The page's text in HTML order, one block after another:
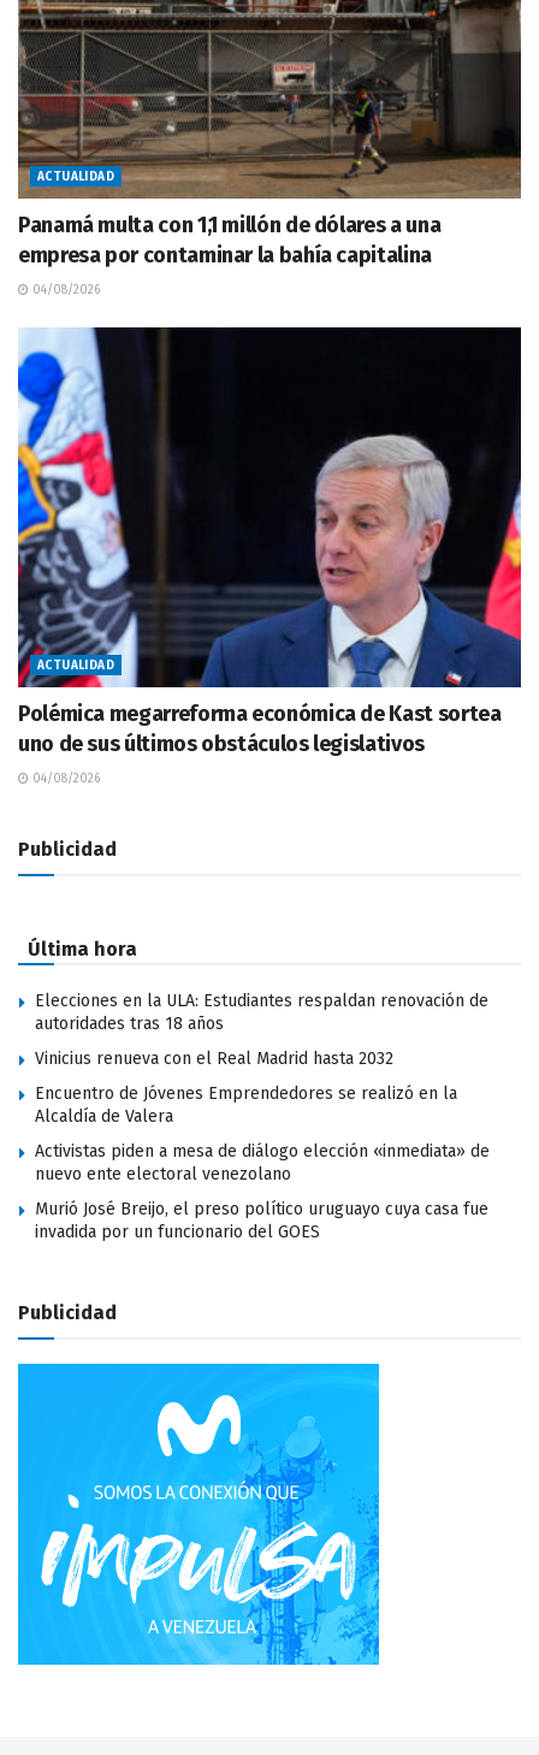
ACTUALIDAD
Panamá multa con 1,1 millón de dólares a una
empresa por contaminar la bahía capitalina
04/08/2026
ACTUALIDAD
Polémica megarreforma económica de Kast sortea
uno de sus últimos obstáculos legislativos
04/08/2026
Publicidad
Última hora
Elecciones en la ULA: Estudiantes respaldan renovación de
autoridades tras 18 años
Vinicius renueva con el Real Madrid hasta 2032
Encuentro de Jóvenes Emprendedores se realizó en la
Alcaldía de Valera
Activistas piden a mesa de diálogo elección «inmediata» de
nuevo ente electoral venezolano
Murió José Breijo, el preso político uruguayo cuya casa fue
invadida por un funcionario del GOES
Publicidad